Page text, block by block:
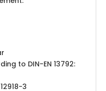
to DIN-EN 13792:
3